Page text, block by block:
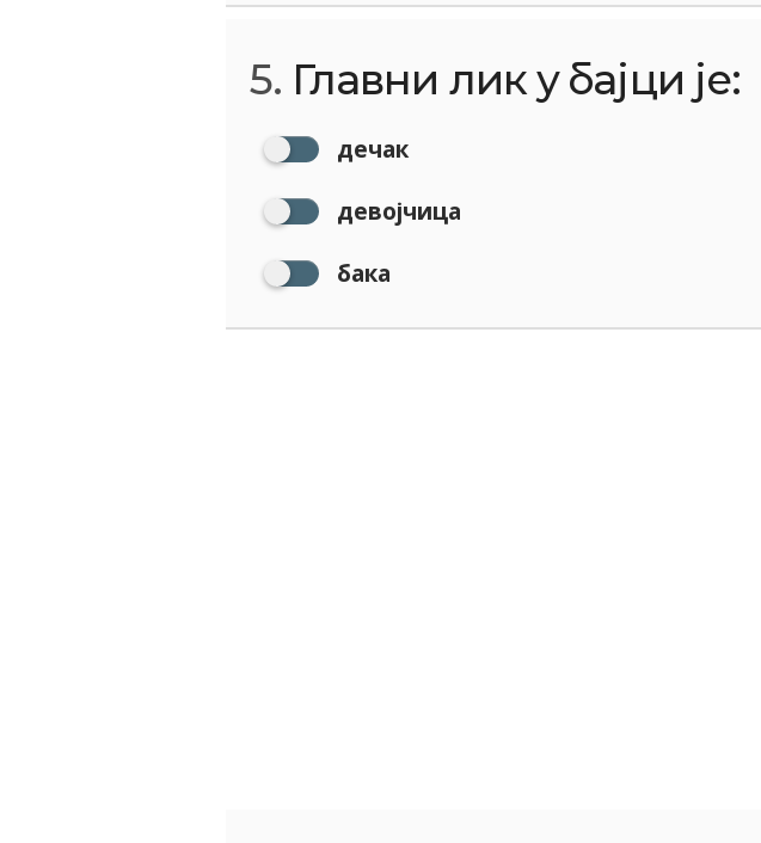
5. Главни лик у бајци је:
дечак
девојчица
бака